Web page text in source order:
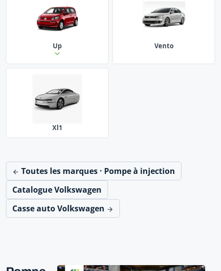
Up Vento
Xl1
Toutes les marques · Pompe à injection
Catalogue Volkswagen
Casse auto Volkswagen